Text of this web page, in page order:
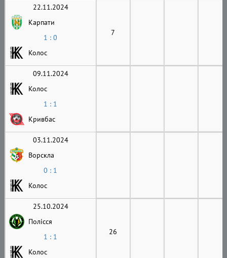
22.11.2024
Карпати
1 : 0
Колос
7
09.11.2024
Колос
1 : 1
Кривбас
03.11.2024
Ворскла
0 : 1
Колос
25.10.2024
Полісся
1 : 1
Колос
26